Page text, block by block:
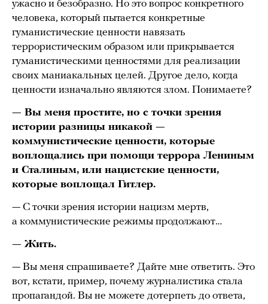
ужасно и безобразно. Но это вопрос конкретного
человека, который пытается конкретные
гуманистические ценности навязать
террористическим образом или прикрывается
гуманистическими ценностями для реализации
своих маниакальных целей. Другое дело, когда
ценности изначально являются злом. Понимаете?
— Вы меня простите, но с точки зрения
истории разницы никакой —
коммунистические ценности, которые
воплощались при помощи террора Лениным
и Сталиным, или нацистские ценности,
которые воплощал Гитлер.
— С точки зрения истории нацизм мертв,
а коммунистические режимы продолжают…
— Жить.
— Вы меня спрашиваете? Дайте мне ответить. Это
вот, кстати, пример, почему журналистика стала
пропагандой. Вы не можете дотерпеть до ответа,